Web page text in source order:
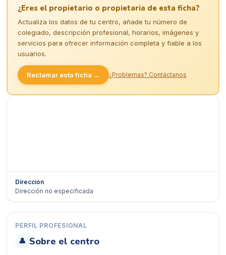
¿Eres el propietario o propietaria de esta ficha?
Actualiza los datos de tu centro, añade tu número de
colegiado, descripción profesional, horarios, imágenes y
servicios para ofrecer información completa y fiable a los
usuarios.
Reclamar esta ficha → ¿Problemas? Contáctanos
Dirección
Dirección no especificada
PERFIL PROFESIONAL
👤 Sobre el centro